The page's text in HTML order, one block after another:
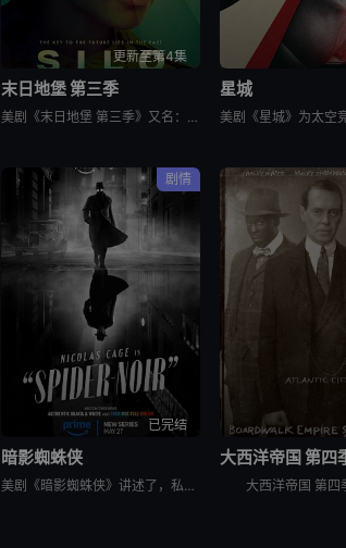
更新至第4集
末日地堡 第三季
美剧《末日地堡 第三季》又名：羊毛战记,羊毛记,Silo Season 3，讲述了：当下，Juliette Nichols在被迫接受“净化”后幸存下来，但记忆却已丧失，而地堡正从叛乱中恢复，并面临着新
星城
剧情
已完结
暗影蜘蛛侠
美剧《暗影蜘蛛侠》讲述了，私家侦探本·莱利接下了几个看似简单的案子…结果却被黑帮、怪物和一个神秘的蛇蝎美人卷入一张阴谋之网，使他不得不再度面对自己曾经的身份：纽约唯一的超级英雄&quot;蜘蛛&quo
大西洋帝国 第四